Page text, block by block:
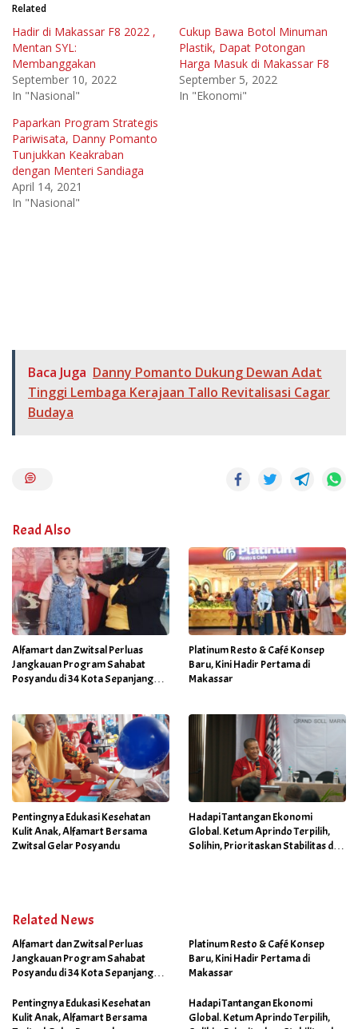
Related
Hadir di Makassar F8 2022 ,
Mentan SYL:
Membanggakan
September 10, 2022
In "Nasional"
Cukup Bawa Botol Minuman
Plastik, Dapat Potongan
Harga Masuk di Makassar F8
September 5, 2022
In "Ekonomi"
Paparkan Program Strategis
Pariwisata, Danny Pomanto
Tunjukkan Keakraban
dengan Menteri Sandiaga
April 14, 2021
In "Nasional"
Baca Juga Danny Pomanto Dukung Dewan Adat
Tinggi Lembaga Kerajaan Tallo Revitalisasi Cagar
Budaya
Read Also
Alfamart dan Zwitsal Perluas
Jangkauan Program Sahabat
Posyandu di 34 Kota Sepanjang
Platinum Resto & Café Konsep
Baru, Kini Hadir Pertama di
Makassar
Pentingnya Edukasi Kesehatan
Kulit Anak, Alfamart Bersama
Zwitsal Gelar Posyandu
Hadapi Tantangan Ekonomi
Global. Ketum Aprindo Terpilih,
Solihin, Prioritaskan Stabilitas dan
Related News
Alfamart dan Zwitsal Perluas
Jangkauan Program Sahabat
Posyandu di 34 Kota Sepanjang
Platinum Resto & Café Konsep
Baru, Kini Hadir Pertama di
Makassar
Pentingnya Edukasi Kesehatan
Kulit Anak, Alfamart Bersama
Hadapi Tantangan Ekonomi
Global. Ketum Aprindo Terpilih,